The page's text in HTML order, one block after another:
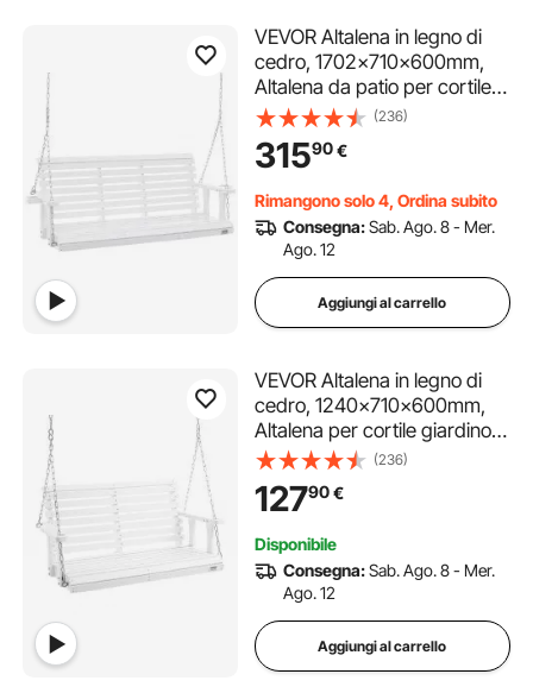
VEVOR Altalena in legno di
cedro, 1702x710x600mm,
Altalena da patio per cortile e
giardino, Capacità carico
circa 400 kg, con Panca
sedia a dondolo catene
bianca
(236)
31590€
Rimangono solo 4, Ordina subito
Consegna:Sab. Ago. 8 - Mer.
Ago. 12
Aggiungi al carrello
VEVOR Altalena in legno di
cedro, 1240x710x600mm,
Altalena per cortile giardino,
Capacità carico circa 400 kg,
con Panca sedia a dondolo
con catene sospese uso
(236)
12790€
Disponibile
Consegna:Sab. Ago. 8 - Mer.
Ago. 12
Aggiungi al carrello